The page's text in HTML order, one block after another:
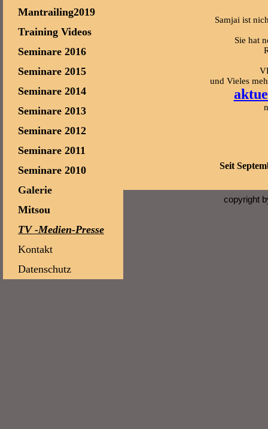
Mantrailing2019
Training Videos
Seminare 2016
Seminare 2015
Seminare 2014
Seminare 2013
Seminare 2012
Seminare 2011
Seminare 2010
Galerie
Mitsou
TV -Medien-Presse
Kontakt
Datenschutz
Samjai ist
Sie hat
und Vieles
Seit
copyright